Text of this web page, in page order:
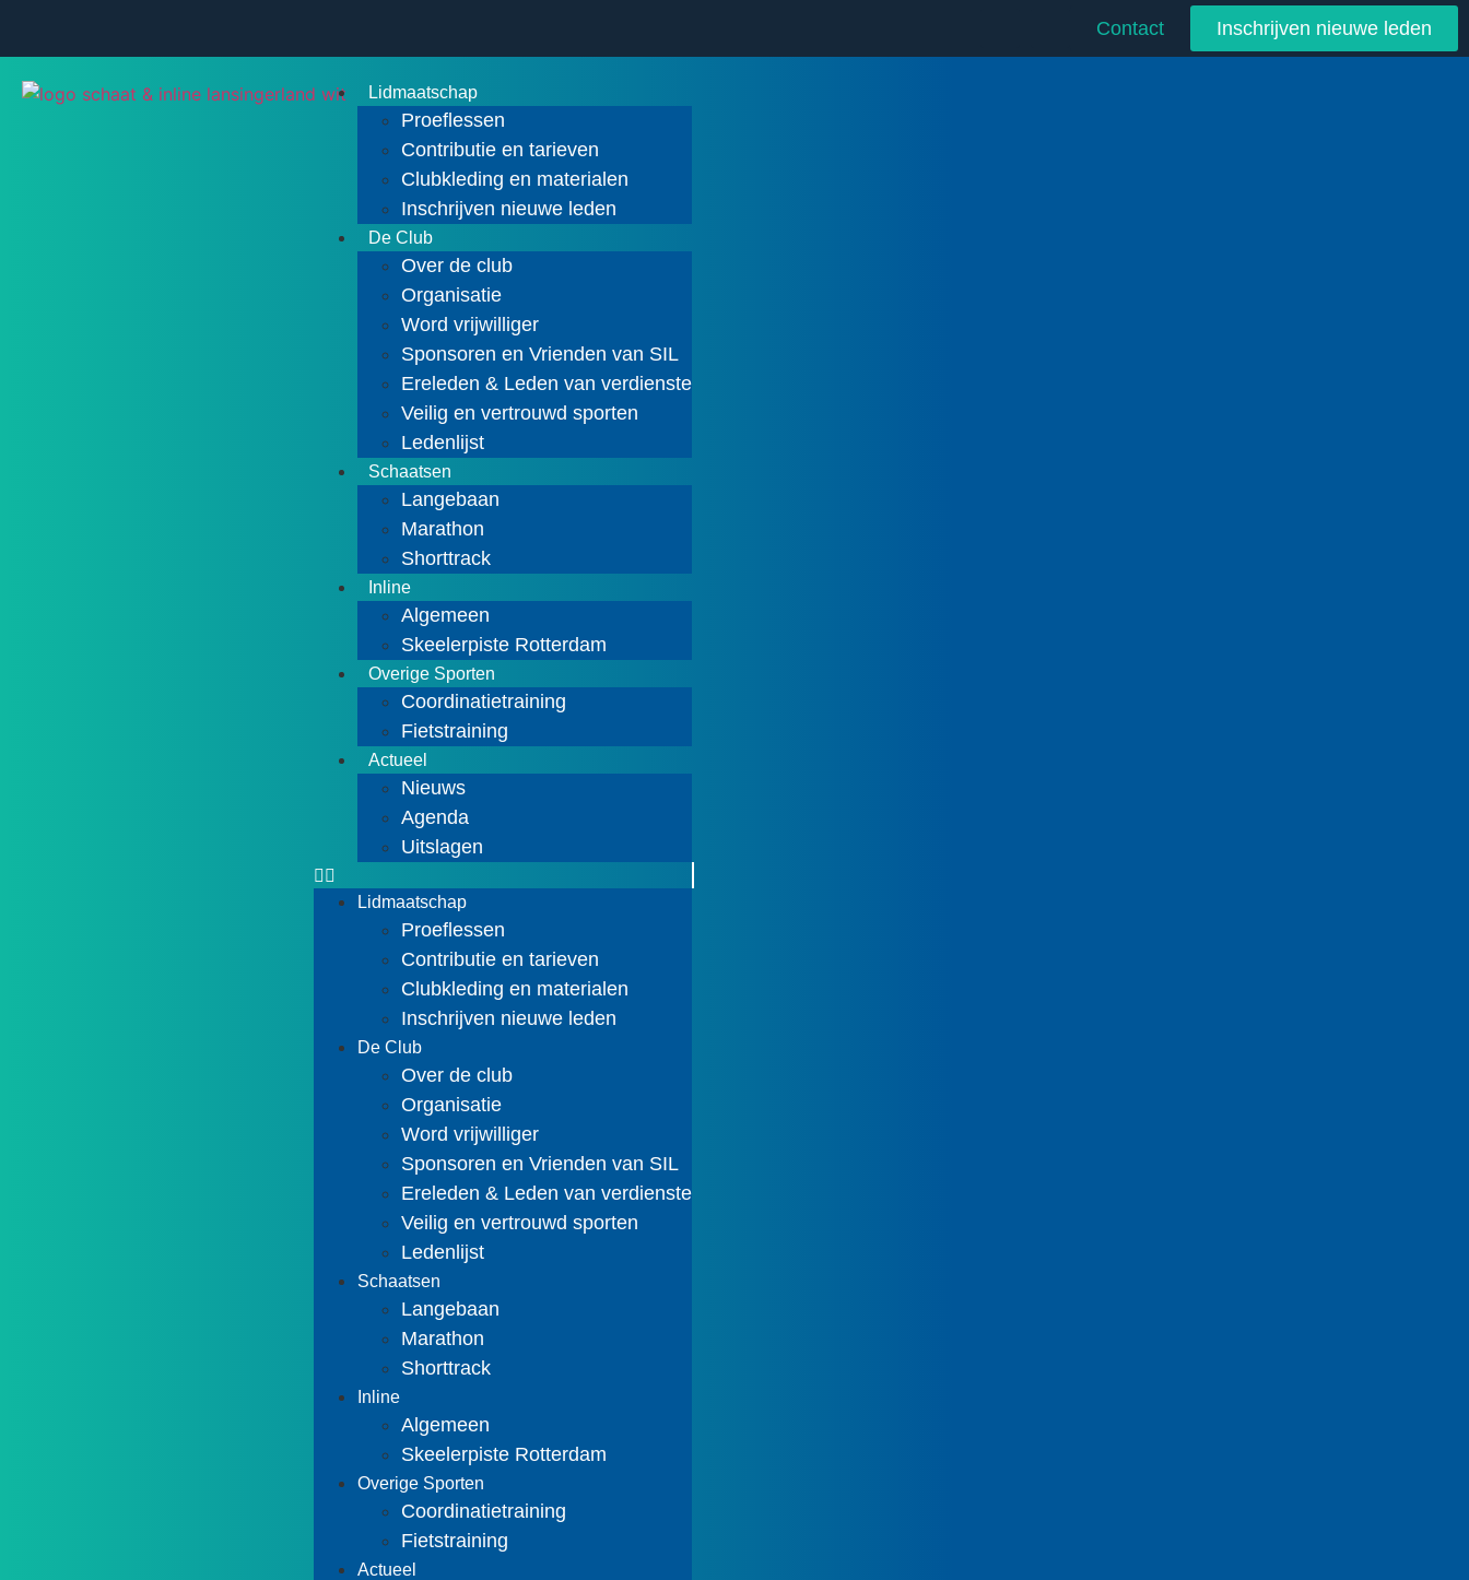
Inschrijven nieuwe leden
Contact
Lidmaatschap
Proeflessen
Contributie en tarieven
Clubkleding en materialen
Inschrijven nieuwe leden
De Club
Over de club
Organisatie
Word vrijwilliger
Sponsoren en Vrienden van SIL
Ereleden & Leden van verdienste
Veilig en vertrouwd sporten
Ledenlijst
Schaatsen
Langebaan
Marathon
Shorttrack
Inline
Algemeen
Skeelerpiste Rotterdam
Overige Sporten
Coordinatietraining
Fietstraining
Actueel
Nieuws
Agenda
Uitslagen
Lidmaatschap
Proeflessen
Contributie en tarieven
Clubkleding en materialen
Inschrijven nieuwe leden
De Club
Over de club
Organisatie
Word vrijwilliger
Sponsoren en Vrienden van SIL
Ereleden & Leden van verdienste
Veilig en vertrouwd sporten
Ledenlijst
Schaatsen
Langebaan
Marathon
Shorttrack
Inline
Algemeen
Skeelerpiste Rotterdam
Overige Sporten
Coordinatietraining
Fietstraining
Actueel